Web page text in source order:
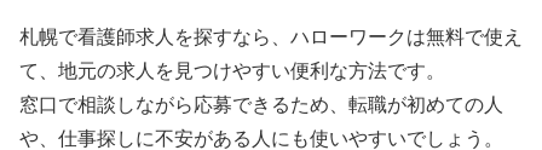
札幌で看護師求人を探すなら、ハローワークは無料で使え
て、地元の求人を見つけやすい便利な方法です。
窓口で相談しながら応募できるため、転職が初めての人
や、仕事探しに不安がある人にも使いやすいでしょう。